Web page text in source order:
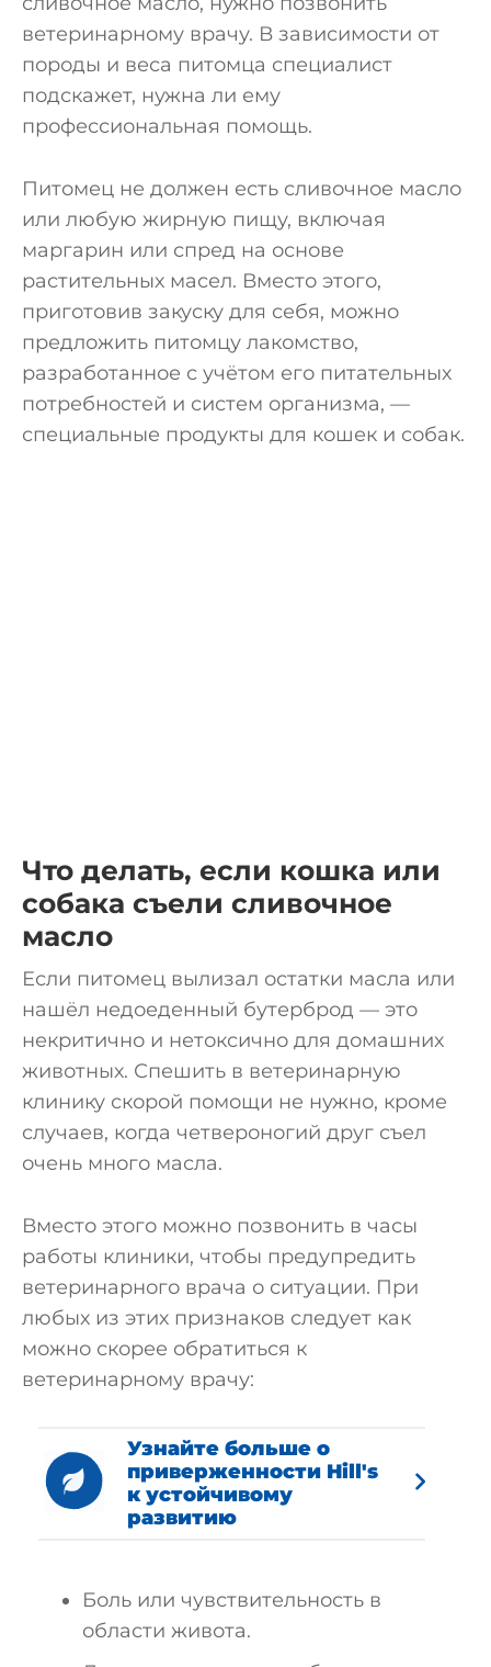
ветеринарному врачу. В зависимости от
породы и веса питомца специалист
подскажет, нужна ли ему
профессиональная помощь.
Питомец не должен есть сливочное масло
или любую жирную пищу, включая
маргарин или спред на основе
растительных масел. Вместо этого,
приготовив закуску для себя, можно
предложить питомцу лакомство,
разработанное с учётом его питательных
потребностей и систем организма, —
специальные продукты для кошек и собак.
Что делать, если кошка или
собака съели сливочное
масло
Если питомец вылизал остатки масла или
нашёл недоеденный бутерброд — это
некритично и нетоксично для домашних
животных. Спешить в ветеринарную
клинику скорой помощи не нужно, кроме
случаев, когда четвероногий друг съел
очень много масла.
Вместо этого можно позвонить в часы
работы клиники, чтобы предупредить
ветеринарного врача о ситуации. При
любых из этих признаков следует как
можно скорее обратиться к
ветеринарному врачу:
Узнайте больше о
приверженности Hill's
к устойчивому
развитию
Боль или чувствительность в
области живота.